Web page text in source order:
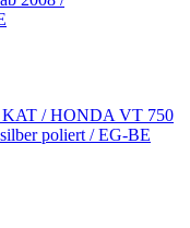
KAT / HONDA VT 750
poliert / EG-BE